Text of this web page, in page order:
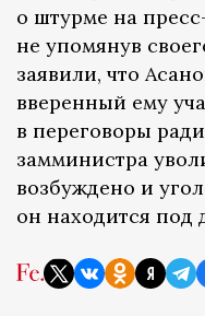
о штурме на
не упомянув
заявили, что
вверенный ему
в переговоры
замминистра
возбуждено и
он находится под